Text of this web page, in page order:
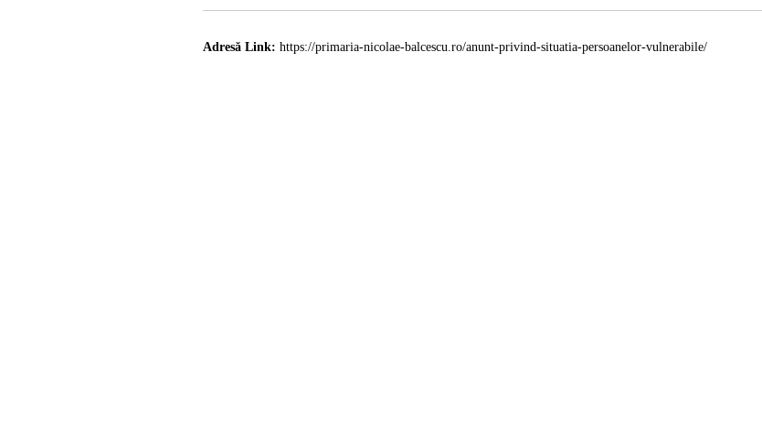
Adresă Link: https://primaria-nicolae-balcescu.ro/anunt-privind-situatia-persoanelor-vulnerabile/